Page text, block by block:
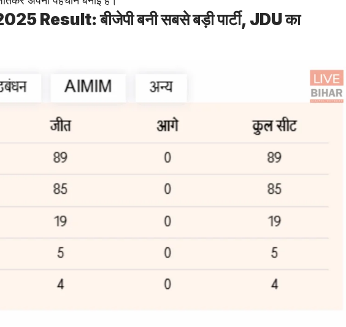
Result: बीजेपी बनी सबसे बड़ी पार्टी, JDU का